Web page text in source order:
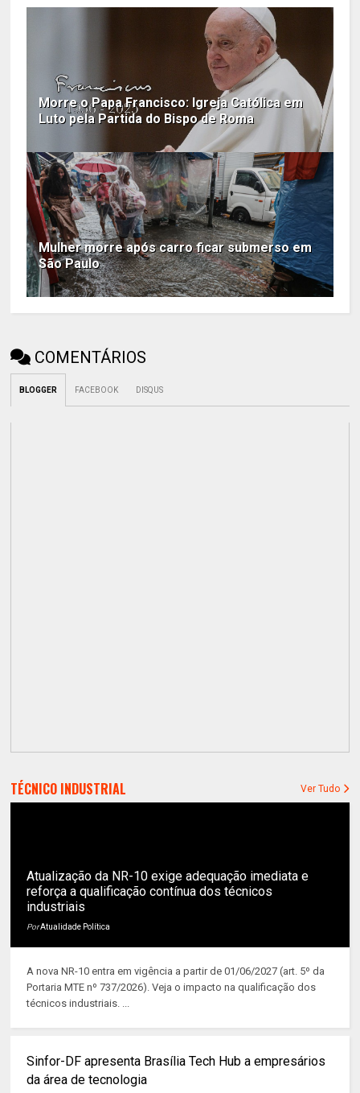
Morre o Papa Francisco: Igreja Católica em
Luto pela Partida do Bispo de Roma
Mulher morre após carro ficar submerso em
São Paulo
COMENTÁRIOS
BLOGGER FACEBOOK DISQUS
TÉCNICO INDUSTRIAL Ver Tudo
Atualização da NR-10 exige adequação imediata e
reforça a qualificação contínua dos técnicos
industriais
PorAtualidade Política
A nova NR-10 entra em vigência a partir de 01/06/2027 (art. 5º da
Portaria MTE nº 737/2026). Veja o impacto na qualificação dos
técnicos industriais. ...
Sinfor-DF apresenta Brasília Tech Hub a empresários
da área de tecnologia